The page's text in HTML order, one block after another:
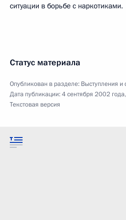
ситуации в борьбе с наркотиками.
Статус материала
Опубликован в разделе: Выступления и
Дата публикации:4 сентября 2002
Текстовая версия